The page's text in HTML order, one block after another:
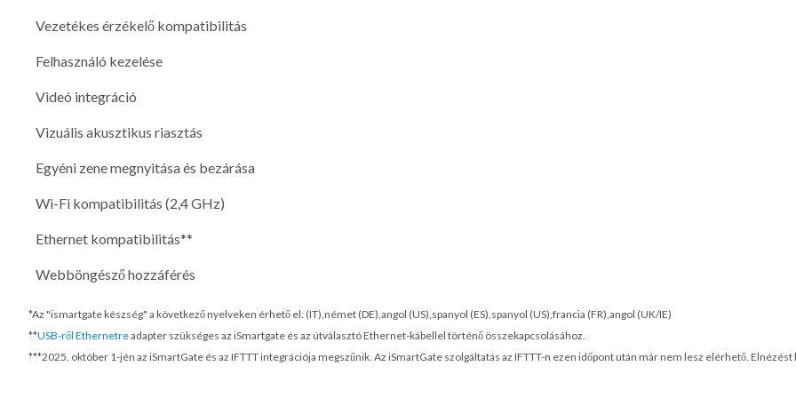
Vezetékes érzékelő kompatibilitás
Felhasználó kezelése
Videó integráció
Vizuális akusztikus riasztás
Egyéni zene megnyitása és bezárása
Wi-Fi kompatibilitás (2,4 GHz)
Ethernet kompatibilitás**
Webböngésző hozzáférés
*Az "ismartgate készség" a következő nyelveken érhető el: (IT),német (DE),angol (US),spanyol (ES),spanyol (US),francia (FR),angol (UK/IE)
**USB-ről Ethernetreadapter szükséges az iSmartgate és az útválasztó Ethernet-kábellel történő összekapcsolásához.
***2025. október 1-jén az iSmartGate és az IFTTT integrációja megszűnik. Az iSmartGate szolgáltatás az IFTTT-n ezen időpont után már nem lesz elérhető.